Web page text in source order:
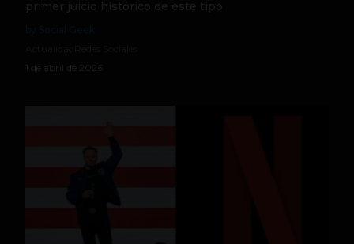
primer juicio histórico de este tipo
1 de abril de 2026